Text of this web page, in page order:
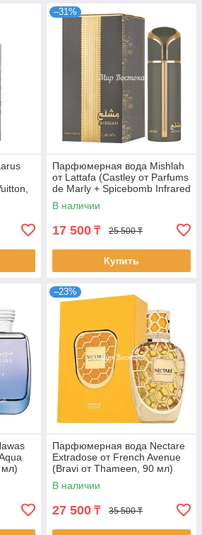
–31%
Парфюмерная вода Mishlah
от Lattafa (Castley от Parfums
de Marly + Spicebomb Infrared
от Viktor&Rolf, 100 мл)
В наличии
17 500 ₸ 25 500 ₸
Купить
мл)
–23%
Парфюмерная вода Nectare
Extradose от French Avenue
(Bravi от Thameen, 90 мл)
В наличии
27 500 ₸ 35 500 ₸